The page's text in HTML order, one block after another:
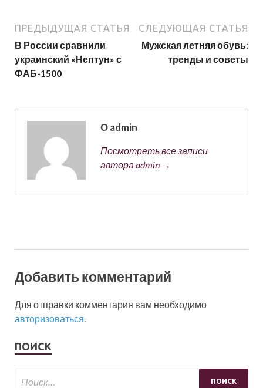
ПРЕДЫДУЩАЯ СТАТЬЯ
В России сравнили
украинский «Нептун» с
ФАБ-1500
СЛЕДУЮЩАЯ СТАТЬЯ
Мужская летняя обувь:
тренды и советы
О admin
Посмотреть все записи
автора admin →
Добавить комментарий
Для отправки комментария вам необходимо
авторизоваться.
ПОИСК